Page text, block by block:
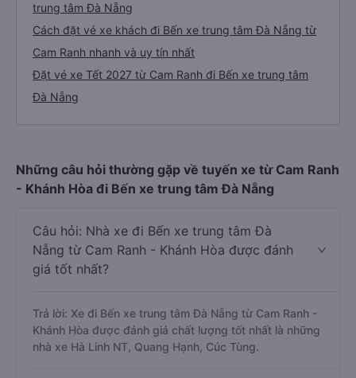
trung tâm Đà Nẵng
Cách đặt vé xe khách đi Bến xe trung tâm Đà Nẵng từ
Cam Ranh nhanh và uy tín nhất
Đặt vé xe Tết 2027 từ Cam Ranh đi Bến xe trung tâm
Đà Nẵng
Những câu hỏi thường gặp về tuyến xe từ Cam Ranh
- Khánh Hòa đi Bến xe trung tâm Đà Nẵng
Câu hỏi: Nhà xe đi Bến xe trung tâm Đà
Nẵng từ Cam Ranh - Khánh Hòa được đánh
giá tốt nhất?
Trả lời: Xe đi Bến xe trung tâm Đà Nẵng từ Cam Ranh -
Khánh Hòa được đánh giá chất lượng tốt nhất là những
nhà xe Hà Linh NT, Quang Hạnh, Cúc Tùng.